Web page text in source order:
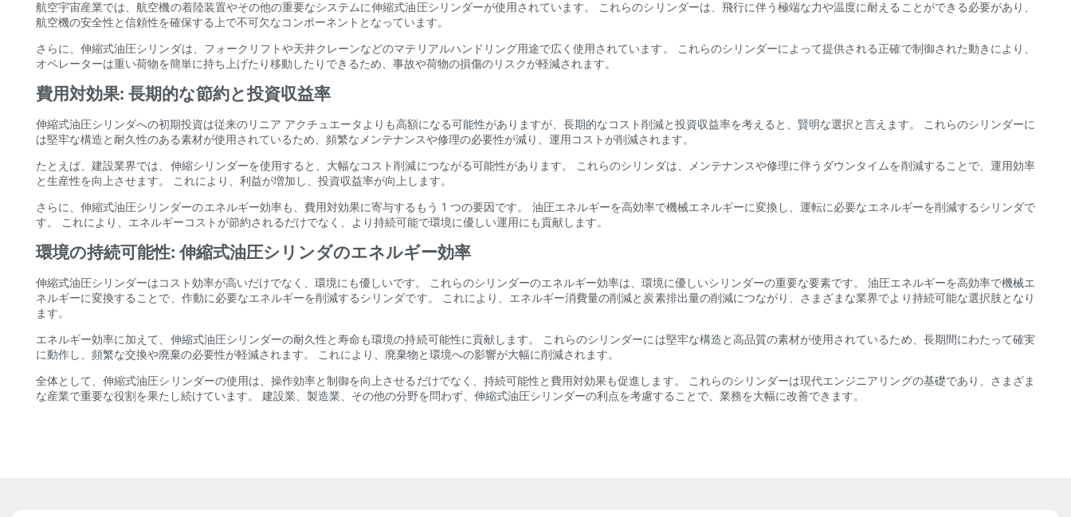
航空宇宙産業では、航空機の着陸装置やその他の重要なシステムに伸縮式油圧シリンダーが使用されています。 これらのシリンダーは、飛行に伴う極端な力や温度に耐えることができる必要があり、
航空機の安全性と信頼性を確保する上で不可欠なコンポーネントとなっています。
さらに、伸縮式油圧シリンダは、フォークリフトや天井クレーンなどのマテリアルハンドリング用途で広く使用されています。 これらのシリンダーによって提供される正確で制御された動きにより、
オペレーターは重い荷物を簡単に持ち上げたり移動したりできるため、事故や荷物の損傷のリスクが軽減されます。
費用対効果: 長期的な節約と投資収益率
伸縮式油圧シリンダへの初期投資は従来のリニア アクチュエータよりも高額になる可能性がありますが、長期的なコスト削減と投資収益率を考えると、賢明な選択と言えます。 これらのシリンダーに
は堅牢な構造と耐久性のある素材が使用されているため、頻繁なメンテナンスや修理の必要性が減り、運用コストが削減されます。
たとえば、建設業界では、伸縮シリンダーを使用すると、大幅なコスト削減につながる可能性があります。 これらのシリンダは、メンテナンスや修理に伴うダウンタイムを削減することで、運用効率
と生産性を向上させます。 これにより、利益が増加し、投資収益率が向上します。
さらに、伸縮式油圧シリンダーのエネルギー効率も、費用対効果に寄与するもう 1 つの要因です。 油圧エネルギーを高効率で機械エネルギーに変換し、運転に必要なエネルギーを削減するシリンダで
す。 これにより、エネルギーコストが節約されるだけでなく、より持続可能で環境に優しい運用にも貢献します。
環境の持続可能性: 伸縮式油圧シリンダのエネルギー効率
伸縮式油圧シリンダーはコスト効率が高いだけでなく、環境にも優しいです。 これらのシリンダーのエネルギー効率は、環境に優しいシリンダーの重要な要素です。 油圧エネルギーを高効率で機械エ
ネルギーに変換することで、作動に必要なエネルギーを削減するシリンダです。 これにより、エネルギー消費量の削減と炭素排出量の削減につながり、さまざまな業界でより持続可能な選択肢となり
ます。
エネルギー効率に加えて、伸縮式油圧シリンダーの耐久性と寿命も環境の持続可能性に貢献します。 これらのシリンダーには堅牢な構造と高品質の素材が使用されているため、長期間にわたって確実
に動作し、頻繁な交換や廃棄の必要性が軽減されます。 これにより、廃棄物と環境への影響が大幅に削減されます。
全体として、伸縮式油圧シリンダーの使用は、操作効率と制御を向上させるだけでなく、持続可能性と費用対効果も促進します。 これらのシリンダーは現代エンジニアリングの基礎であり、さまざま
な産業で重要な役割を果たし続けています。 建設業、製造業、その他の分野を問わず、伸縮式油圧シリンダーの利点を考慮することで、業務を大幅に改善できます。